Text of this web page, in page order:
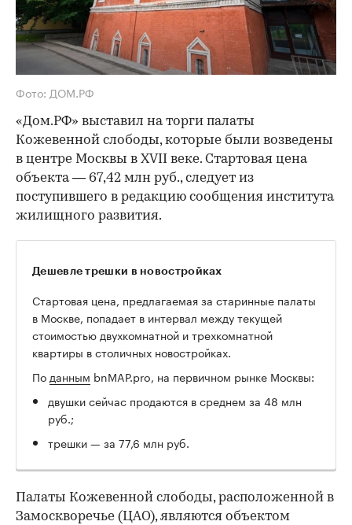
Фото: ДОМ.РФ
«Дом.РФ» выставил на торги палаты
Кожевенной слободы, которые были возведены
в центре Москвы в XVII веке. Стартовая цена
объекта — 67,42 млн руб., следует из
поступившего в редакцию сообщения института
жилищного развития.
Дешевле трешки в новостройках
Стартовая цена, предлагаемая за старинные палаты
в Москве, попадает в интервал между текущей
стоимостью двухкомнатной и трехкомнатной
квартиры в столичных новостройках.
По данным bnMAP.pro, на первичном рынке Москвы:
двушки сейчас продаются в среднем за 48 млн
руб.;
трешки — за 77,6 млн руб.
Палаты Кожевенной слободы, расположенной в
Замоскворечье (ЦАО), являются объектом